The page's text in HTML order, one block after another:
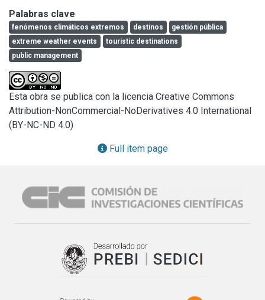
improve public management of tourist destinations, in
terms of prevention and mitigation of extreme events.
Palabras clave
fenómenos climáticos extremos destinos
gestión pública
extreme weather events
touristic destinations
public management
Esta obra se publica con la licencia Creative Commons
Attribution-NonCommercial-NoDerivatives 4.0 International
(BY-NC-ND 4.0)
Full item page